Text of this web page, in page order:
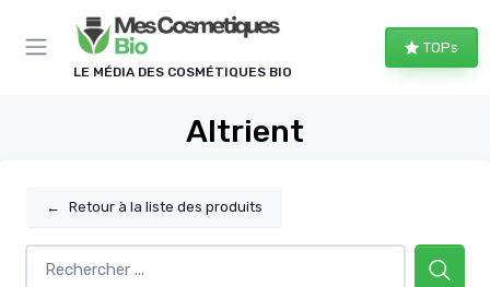
LE MÉDIA DES COSMÉTIQUES BIO
TOPs
Altrient
← Retour à la liste des produits
Panneau de gestion des cookies